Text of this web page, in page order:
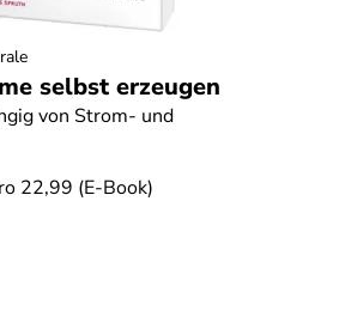
selbst erzeugen
von Strom- und
22,99 (E-Book)